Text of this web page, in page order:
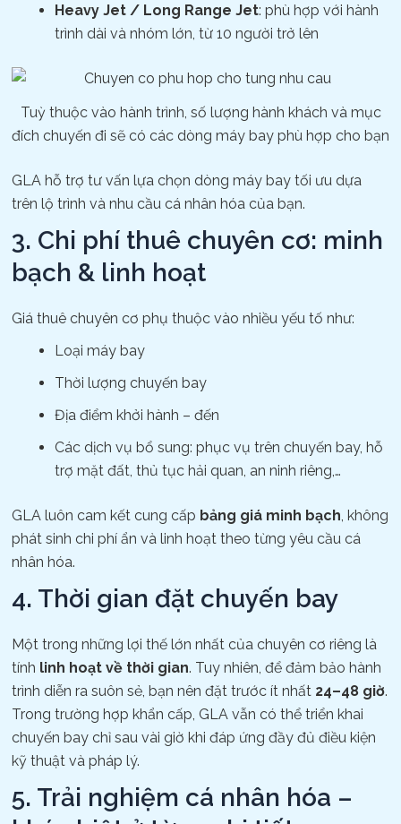
Heavy Jet / Long Range Jet: phù hợp với hành
trình dài và nhóm lớn, từ 10 người trở lên
Tuỳ thuộc vào hành trình, số lượng hành khách và mục
đích chuyến đi sẽ có các dòng máy bay phù hợp cho bạn
GLA hỗ trợ tư vấn lựa chọn dòng máy bay tối ưu dựa
trên lộ trình và nhu cầu cá nhân hóa của bạn.
3. Chi phí thuê chuyên cơ: minh
bạch & linh hoạt
Giá thuê chuyên cơ phụ thuộc vào nhiều yếu tố như:
Loại máy bay
Thời lượng chuyến bay
Địa điểm khởi hành – đến
Các dịch vụ bổ sung: phục vụ trên chuyến bay, hỗ
trợ mặt đất, thủ tục hải quan, an ninh riêng,…
GLA luôn cam kết cung cấp bảng giá minh bạch, không
phát sinh chi phí ẩn và linh hoạt theo từng yêu cầu cá
nhân hóa.
4. Thời gian đặt chuyến bay
Một trong những lợi thế lớn nhất của chuyên cơ riêng là
tính linh hoạt về thời gian. Tuy nhiên, để đảm bảo hành
trình diễn ra suôn sẻ, bạn nên đặt trước ít nhất 24–48 giờ.
Trong trường hợp khẩn cấp, GLA vẫn có thể triển khai
chuyến bay chỉ sau vài giờ khi đáp ứng đầy đủ điều kiện
kỹ thuật và pháp lý.
5. Trải nghiệm cá nhân hóa –